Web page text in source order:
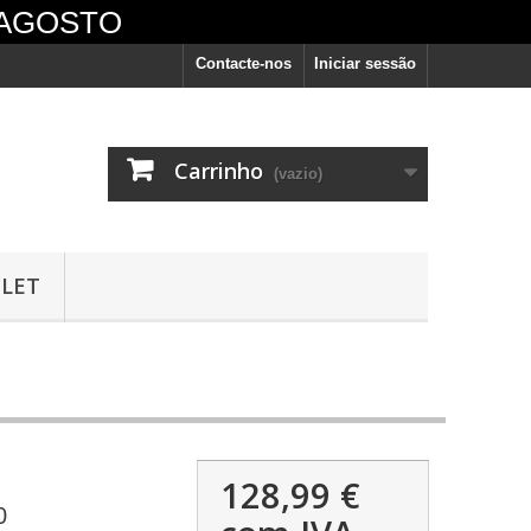
Iniciar sessão
Contacte-nos
Carrinho (vazio)
128,99 €